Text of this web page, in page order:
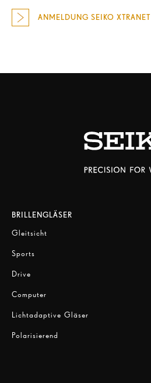
ANMELDUNG SEIKO XTRANET
BRILLENGLÄSER
Gleitsicht
Sports
Drive
Computer
Lichtadaptive Gläser
Polarisierend